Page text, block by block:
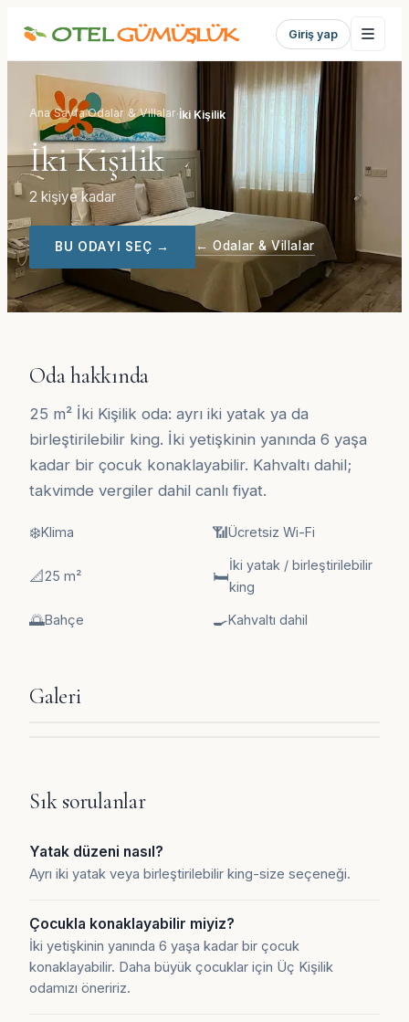
Giriş yap
Ana Sayfa·Odalar & Villalar·İki Kişilik
İki Kişilik
2 kişiye kadar
BU ODAYI SEÇ → ←Odalar & Villalar
Oda hakkında
25 m² İki Kişilik oda: ayrı iki yatak ya da
birleştirilebilir king. İki yetişkinin yanında 6 yaşa
kadar bir çocuk konaklayabilir. Kahvaltı dahil;
takvimde vergiler dahil canlı fiyat.
❄️Klima 📶Ücretsiz Wi-Fi
📐25 m² 🛏️
İki yatak / birleştirilebilir
king
🌅Bahçe 🍳Kahvaltı dahil
Galeri
Sık sorulanlar
Yatak düzeni nasıl?
Ayrı iki yatak veya birleştirilebilir king-size seçeneği.
Çocukla konaklayabilir miyiz?
İki yetişkinin yanında 6 yaşa kadar bir çocuk
konaklayabilir. Daha büyük çocuklar için Üç Kişilik
odamızı öneririz.